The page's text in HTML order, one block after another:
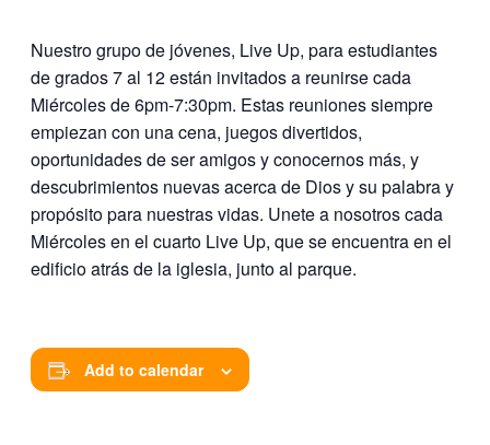
Nuestro grupo de jóvenes, Live Up, para estudiantes
de grados 7 al 12 están invitados a reunirse cada
Miércoles de 6pm-7:30pm. Estas reuniones siempre
empiezan con una cena, juegos divertidos,
oportunidades de ser amigos y conocernos más, y
descubrimientos nuevas acerca de Dios y su palabra y
propósito para nuestras vidas. Unete a nosotros cada
Miércoles en el cuarto Live Up, que se encuentra en el
edificio atrás de la iglesia, junto al parque.
Add to calendar